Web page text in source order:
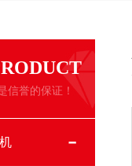
信誉的保证！